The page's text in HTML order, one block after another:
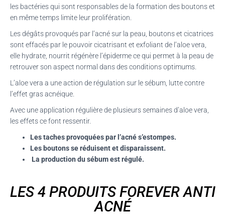
les bactéries qui sont responsables de la formation des boutons et
en même temps limite leur prolifération.
Les dégâts provoqués par l’acné sur la peau, boutons et cicatrices
sont effacés par le pouvoir cicatrisant et exfoliant de l’aloevera
elle hydrate, nourrit régénère l’épiderme ce qui permet à la peau de
retrouver son aspect normal dans des conditions optimums.
L’aloevera a une action de régulation sur le sébum, lutte contre
l’effet gras acnéique.
Avec une application régulière de plusieurs semaines d’aloevera
les effets ce font ressentir.
Les taches provoquées par l’acné s’estompes.
Les boutons se réduisent et disparaissent.
La production du sébum est régulé.
LES 4 PRODUITS FOREVER ANTI
ACNÉ